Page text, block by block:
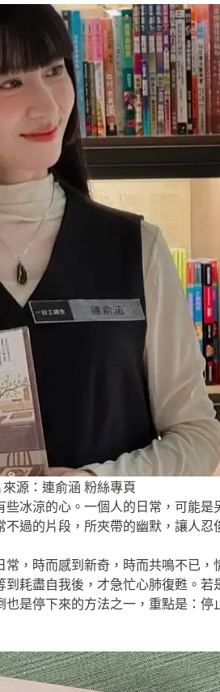
來源：連俞涵 粉絲專頁
冰涼的心。一個人的日常，可能
過的片段，所夾帶的幽默，讓人忍
，時而感到新奇，時而共鳴不已，
耗盡自我後，才急忙心肺復甦。
是停下來的方法之一，重點是：停